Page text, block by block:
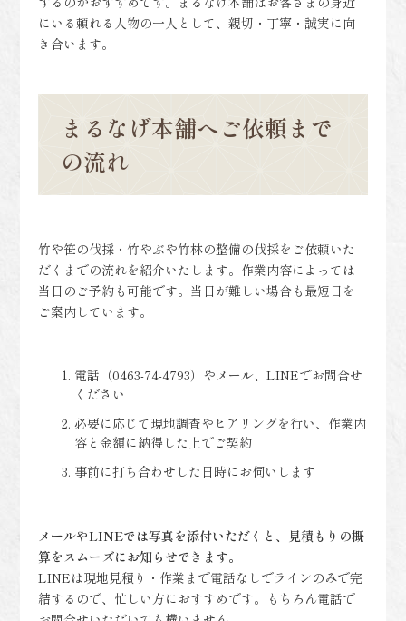
にいる頼れる人物の一人として、親切・丁寧・誠実に向
き合います。
まるなげ本舗へご依頼まで
の流れ
竹や笹の伐採・竹やぶや竹林の整備の伐採をご依頼いた
だくまでの流れを紹介いたします。作業内容によっては
当日のご予約も可能です。当日が難しい場合も最短日を
ご案内しています。
電話（0463-74-4793）やメール、LINEでお問合せ
ください
必要に応じて現地調査やヒアリングを行い、作業内
容と金額に納得した上でご契約
事前に打ち合わせした日時にお伺いします
メールやLINEでは写真を添付いただくと、見積もりの概
算をスムーズにお知らせできます。
LINEは現地見積り・作業まで電話なしでラインのみで完
結するので、忙しい方におすすめです。もちろん電話で